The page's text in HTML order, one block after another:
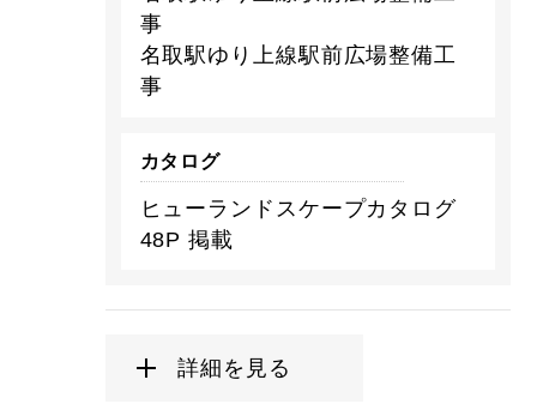
事
名取駅ゆり上線駅前広場整備工
事
カタログ
ヒューランドスケープカタログ
48P 掲載
詳細を見る